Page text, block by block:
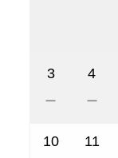
2時間・貸切制
SESSION 1
SESSION 3
・The COSMIC
・SUP装備レン
ご利用料金に含
・The COSMIC
3
－
4
－
10 11